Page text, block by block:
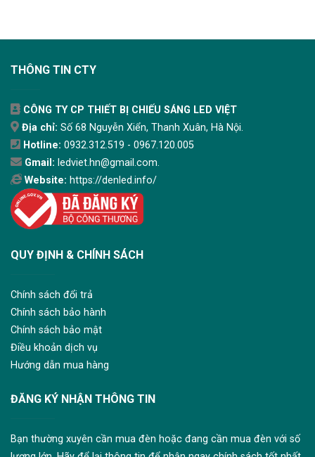
THÔNG TIN CTY
CÔNG TY CP THIẾT BỊ CHIẾU SÁNG LED VIỆT
Địa chỉ: Số 68 Nguyễn Xiển, Thanh Xuân, Hà Nội.
Hotline: 0932.312.519 - 0967.120.005
Gmail: ledviet.hn@gmail.com.
Website: https://denled.info/
QUY ĐỊNH & CHÍNH SÁCH
Chính sách đổi trả
Chính sách bảo hành
Chính sách bảo mật
Điều khoản dịch vụ
Hướng dẫn mua hàng
ĐĂNG KÝ NHẬN THÔNG TIN
Bạn thường xuyên cần mua đèn hoặc đang cần mua đèn với số